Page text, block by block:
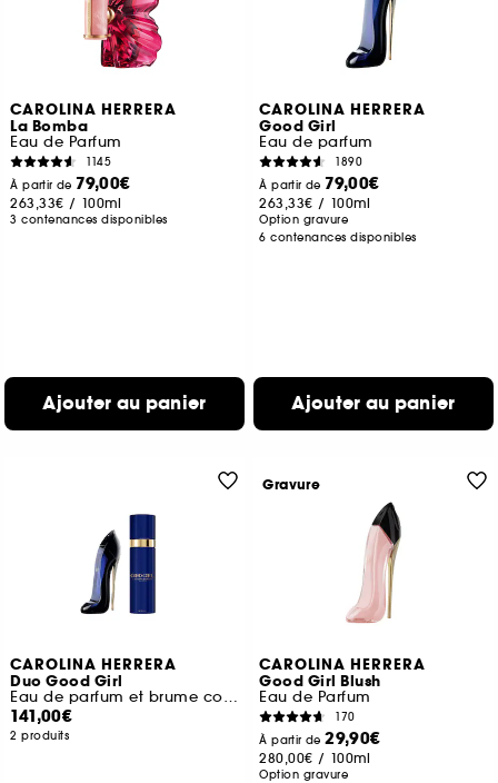
CAROLINA HERRERA
La Bomba
Eau de Parfum
1145
À partir de 79,00€
263,33€ / 100ml
3 contenances disponibles
Ajouter au panier
CAROLINA HERRERA
Good Girl
Eau de parfum
1890
À partir de 79,00€
263,33€ / 100ml
Option gravure
6 contenances disponibles
Ajouter au panier
CAROLINA HERRERA
Duo Good Girl
Eau de parfum et brume corps
141,00€
2 produits
CAROLINA HERRERA
Good Girl Blush
Eau de Parfum
170
À partir de29,90€
280,00€ / 100ml
Option gravure
Gravure